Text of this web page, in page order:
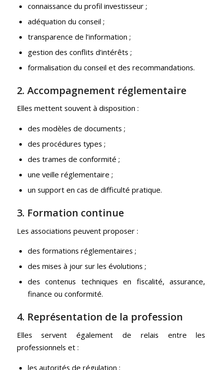
connaissance du profil investisseur ;
adéquation du conseil ;
transparence de l’information ;
gestion des conflits d’intérêts ;
formalisation du conseil et des recommandations.
2. Accompagnement réglementaire
Elles mettent souvent à disposition :
des modèles de documents ;
des procédures types ;
des trames de conformité ;
une veille réglementaire ;
un support en cas de difficulté pratique.
3. Formation continue
Les associations peuvent proposer :
des formations réglementaires ;
des mises à jour sur les évolutions ;
des contenus techniques en fiscalité, assurance,
finance ou conformité.
4. Représentation de la profession
Elles servent également de relais entre les
professionnels et :
les autorités de régulation ;